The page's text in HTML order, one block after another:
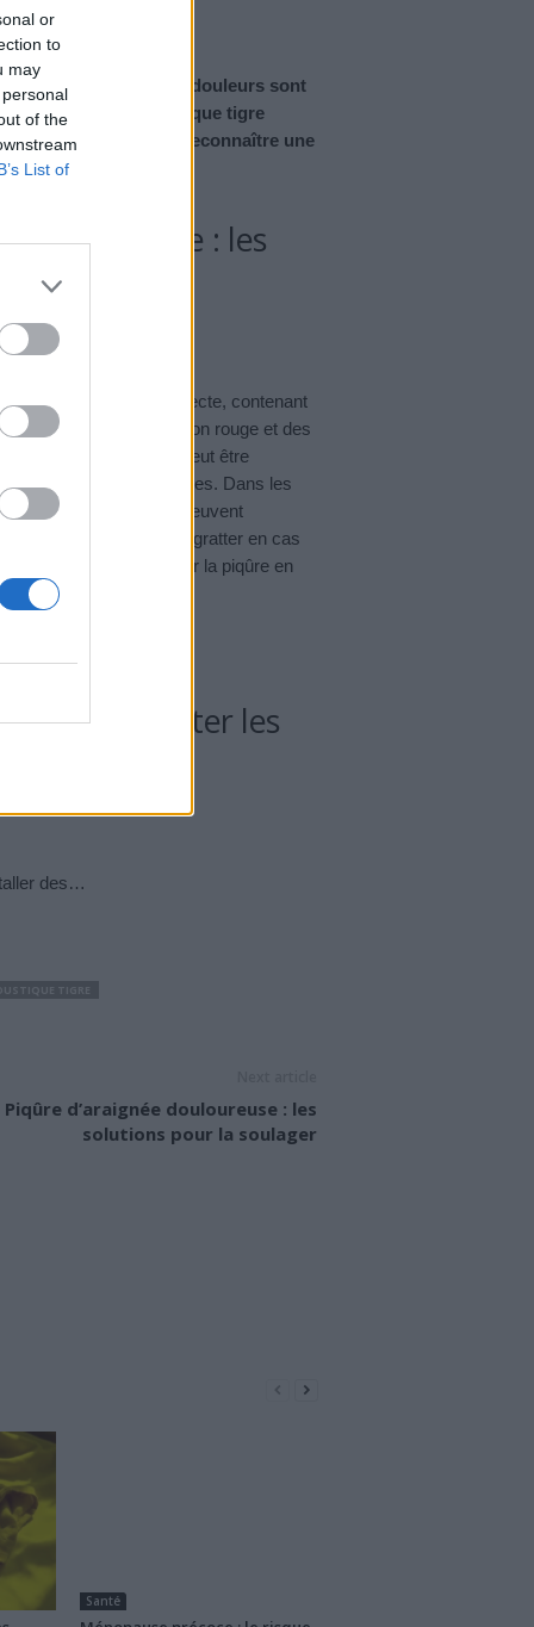
or
to
may
of the
List of
douleurs. Mais ces douleurs sont
moustique. Le moustique tigre
comment reconnaître une
moustique : les
à la salive de l’insecte, contenant
provoque un bouton rouge et des
de la réaction cutanée peut être
boutons rouges. Dans les
piqûres de moustique peuvent
conseillé d’éviter de se gratter en cas
vous pouvez soulager la piqûre en
pour éviter les
des…
Piqûre d’araignée douloureuse : les
solutions pour la soulager
Santé